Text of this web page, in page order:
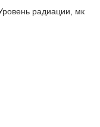
радиации, мк